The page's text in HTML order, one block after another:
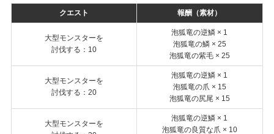
クエスト 報酬（素材）
大型モンスターを
討伐する：10
泡狐竜の逆鱗 × 1
泡狐竜の鱗 × 25
泡狐竜の紫毛 × 25
大型モンスターを
討伐する：20
泡狐竜の逆鱗 × 1
泡狐竜の爪 × 15
泡狐竜の尻尾 × 15
大型モンスターを
泡狐竜の逆鱗 × 1
泡狐竜の良質な爪 × 10